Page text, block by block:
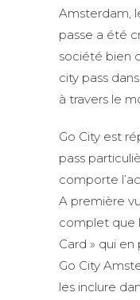
Amsterdam,
passe a été
société bien
city pass
à travers le
Go City est
pass
comporte
A première
complet que
Card » qui
Go City
les inclure